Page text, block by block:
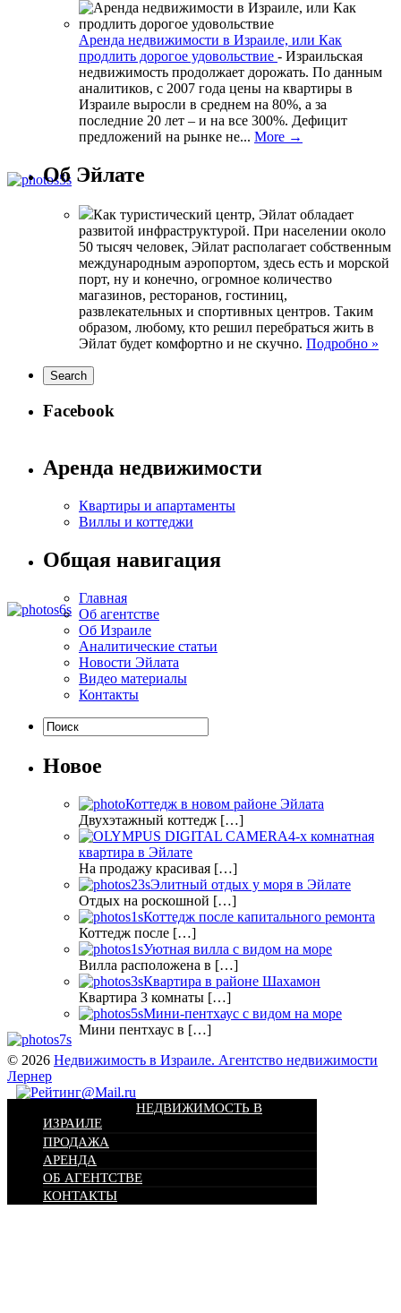
Аренда недвижимости в Израиле, или Как
продлить дорогое удовольствие - Израильская
недвижимость продолжает дорожать. По данным
аналитиков, с 2007 года цены на квартиры в
Израиле выросли в среднем на 80%, а за
последние 20 лет – и на все 300%. Дефицит
предложений на рынке не... More →
Об Эйлате
Как туристический центр, Эйлат обладает
развитой инфраструктурой. При населении около
50 тысяч человек, Эйлат располагает собственным
международным аэропортом, здесь есть и морской
порт, ну и конечно, огромное количество
магазинов, ресторанов, гостиниц,
развлекательных и спортивных центров. Таким
образом, любому, кто решил перебраться жить в
Эйлат будет комфортно и не скучно. Подробно »
Facebook
Аренда недвижимости
Квартиры и апартаменты
Виллы и коттеджи
Общая навигация
Главная
Об агентстве
Об Израиле
Аналитические статьи
Новости Эйлата
Видео материалы
Контакты
Новое
Коттедж в новом районе Эйлата
Двухэтажный коттедж […]
4-х комнатная
квартира в Эйлате
На продажу красивая […]
Элитный отдых у моря в Эйлате
Отдых на роскошной […]
Коттедж после капитального ремонта
Коттедж после […]
Уютная вилла с видом на море
Вилла расположена в […]
Квартира в районе Шахамон
Квартира 3 комнаты […]
Мини-пентхаус с видом на море
Мини пентхаус в […]
© 2026 Недвижимость в Израиле. Агентство недвижимости
Лернер
НЕДВИЖИМОСТЬ В
ИЗРАИЛЕ
ПРОДАЖА
АРЕНДА
ОБ АГЕНТСТВЕ
КОНТАКТЫ